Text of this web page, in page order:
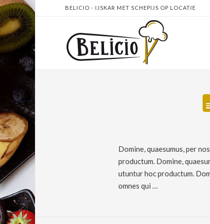
BELICIO - IJSKAR MET SCHEPIJS OP LOCATIE
Domine, quaesumus, per
productum. Domine,
utuntur hoc productum.
omnes qui …